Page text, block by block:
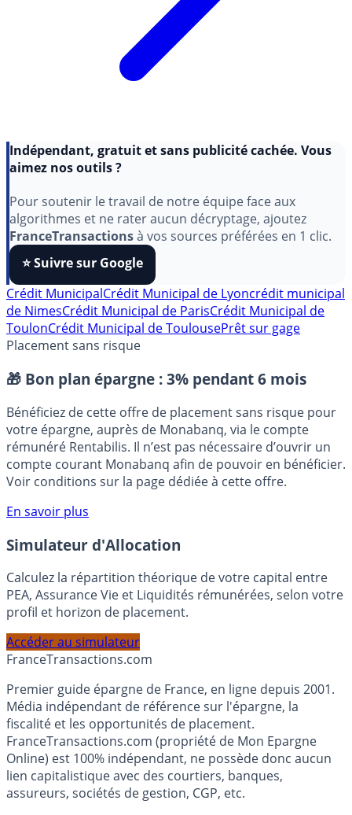
aimez nos outils ?
Pour soutenir le travail de notre équipe face aux
algorithmes et ne rater aucun décryptage, ajoutez
FranceTransactionsà vos sources préférées en 1 clic.
⭐️ Suivre sur Google
Crédit MunicipalCrédit Municipal de Lyoncrédit municipal
de NimesCrédit Municipal de Paris
Placement sans risque
🎁 Bon plan épargne : 3% pendant 6 mois
Bénéficiez de cette offre de placement sans risque pour
votre épargne, auprès de Monabanq, via le compte
rémunéré Rentabilis. Il n’est pas nécessaire d’ouvrir un
Voir conditions sur la page dédiée à cette offre.
En savoir plus
Simulateur d'Allocation
Calculez la répartition théorique de votre capital entre
profil et horizon de placement.
FranceTransactions.com
Premier guide épargne de France, en ligne depuis 2001.
Média indépendant de référence sur l'épargne, la
fiscalité et les opportunités de placement.
FranceTransactions.com (propriété de Mon Epargne
Online) est 100% indépendant, ne possède donc aucun